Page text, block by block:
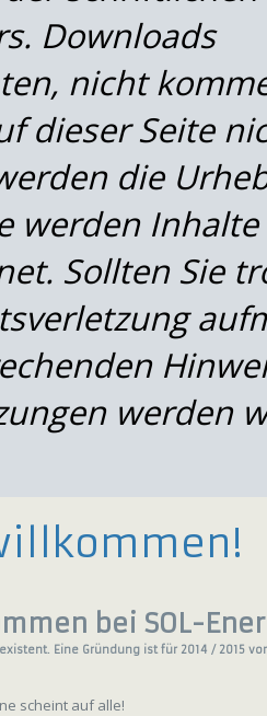
Downloads
nicht
dieser Seite
die
werden
Sollten Sie
werden
bei SOL-
Eine Gründung ist für 2014 / 2015
scheint auf alle!